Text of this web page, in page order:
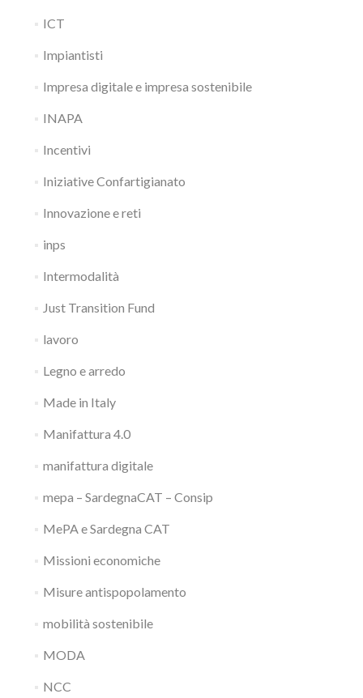
ICT
Impiantisti
Impresa digitale e impresa sostenibile
INAPA
Incentivi
Iniziative Confartigianato
Innovazione e reti
inps
Intermodalità
Just Transition Fund
lavoro
Legno e arredo
Made in Italy
Manifattura 4.0
manifattura digitale
mepa – SardegnaCAT – Consip
MePA e Sardegna CAT
Missioni economiche
Misure antispopolamento
mobilità sostenibile
MODA
NCC